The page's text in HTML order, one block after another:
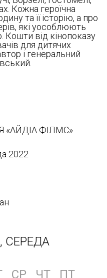
Кожна героїчна
та її історію, а про
які уособлюють
Кошти від кінопоказу
для дитячих
і генеральний
«АЙДІА ФІЛМС»
2022
СЕРЕДА
СР ЧТ
ПТ